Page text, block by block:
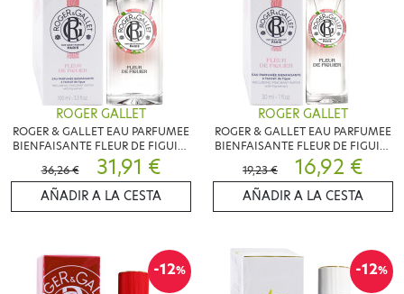
ROGER GALLET
ROGER & GALLET EAU PARFUMEE
BIENFAISANTE FLEUR DE FIGUIER
100ML
36,26 € 31,91 €
AÑADIR A LA CESTA
ROGER GALLET
ROGER & GALLET EAU PARFUMEE
BIENFAISANTE FLEUR DE FIGUIER
30ML
19,23 € 16,92 €
AÑADIR A LA CESTA
-12% -12%